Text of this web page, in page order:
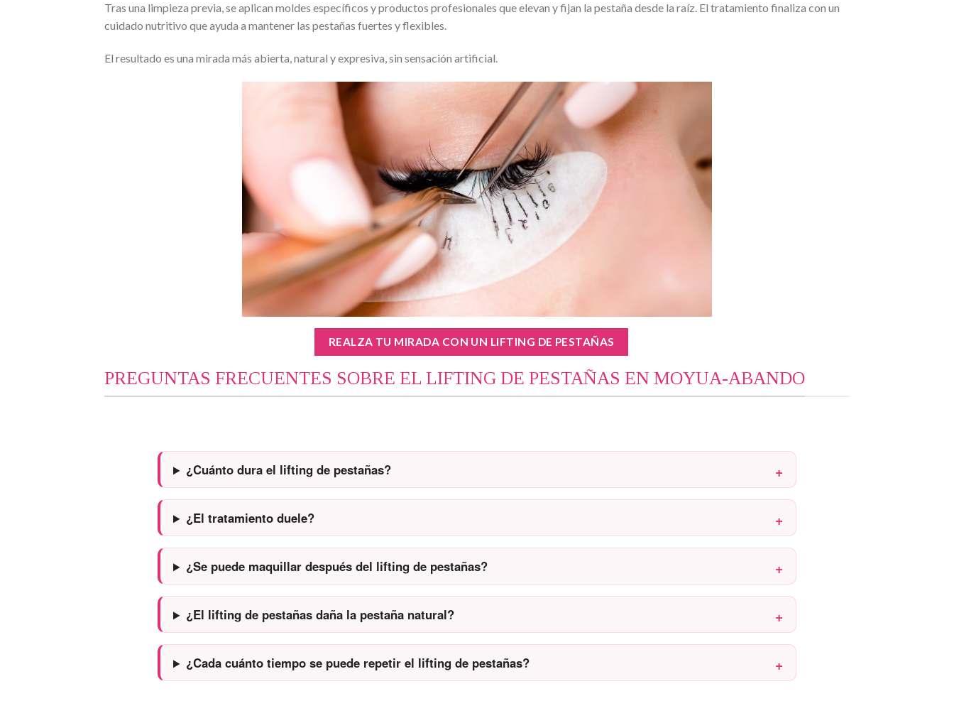
Tras una limpieza previa, se aplican moldes específicos y productos profesionales que elevan y fijan la pestaña desde la raíz. El tratamiento finaliza con un
cuidado nutritivo que ayuda a mantener las pestañas fuertes y flexibles.
El resultado es una mirada más abierta, natural y expresiva, sin sensación artificial.
REALZA TU MIRADA CON UN LIFTING DE PESTAÑAS
PREGUNTAS FRECUENTES SOBRE EL LIFTING DE PESTAÑAS EN MOYUA-ABANDO
¿Cuánto dura el lifting de pestañas?
¿El tratamiento duele?
¿Se puede maquillar después del lifting de pestañas?
¿El lifting de pestañas daña la pestaña natural?
¿Cada cuánto tiempo se puede repetir el lifting de pestañas?